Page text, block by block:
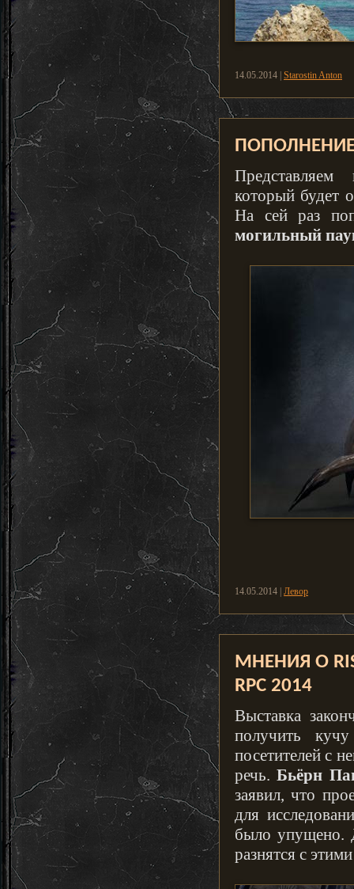
14.05.2014 | Starostin Anton
ПОПОЛНЕНИЕ
который будет
На сей раз
могильный
14.05.2014 | Левор
МНЕНИЯ О
RPC 2014
Выставка
получить
посетителей с
речь.Бьёрн
заявил, что
для
было упущено.
разнятся с